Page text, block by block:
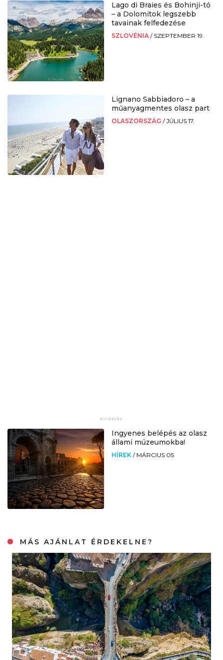
Lago di Braies és Bohinji-tó
– a Dolomitok legszebb
tavainak felfedezése
SZLOVÉNIA / SZEPTEMBER 19.
Lignano Sabbiadoro – a
műanyagmentes olasz part
OLASZORSZÁG /JÚLIUS 17.
Ingyenes belépés az olasz
állami múzeumokba!
HÍREK / MÁRCIUS 05.
MÁS AJÁNLAT ÉRDEKELNE?